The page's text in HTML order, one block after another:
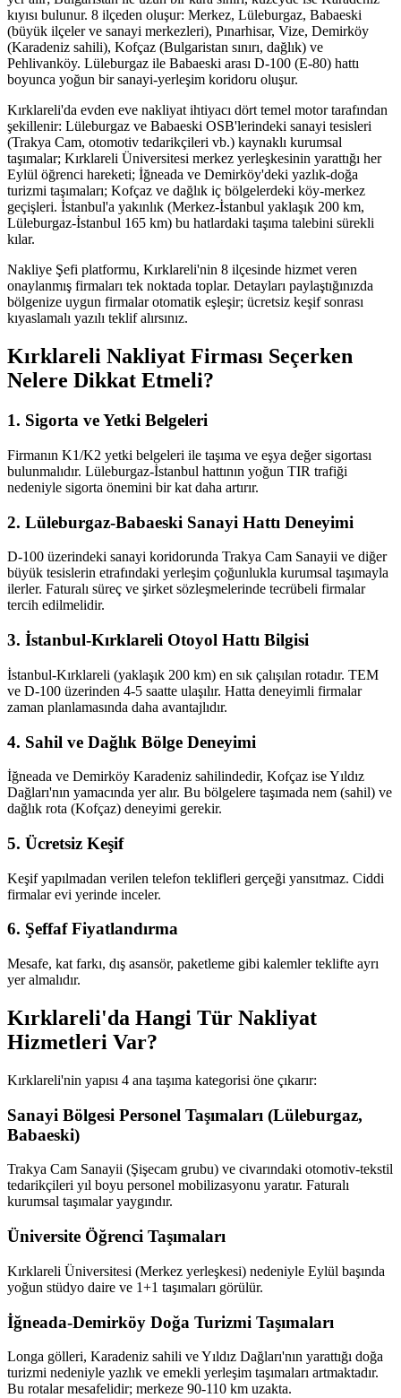
kıyısı bulunur. 8 ilçeden oluşur: Merkez, Lüleburgaz, Babaeski
(büyük ilçeler ve sanayi merkezleri), Pınarhisar, Vize, Demirköy
(Karadeniz sahili), Kofçaz (Bulgaristan sınırı, dağlık) ve
Pehlivanköy. Lüleburgaz ile Babaeski arası D-100 (E-80) hattı
boyunca yoğun bir sanayi-yerleşim koridoru oluşur.
Kırklareli'da evden eve nakliyat ihtiyacı dört temel motor tarafından
şekillenir: Lüleburgaz ve Babaeski OSB'lerindeki sanayi tesisleri
(Trakya Cam, otomotiv tedarikçileri vb.) kaynaklı kurumsal
taşımalar; Kırklareli Üniversitesi merkez yerleşkesinin yarattığı her
Eylül öğrenci hareketi; İğneada ve Demirköy'deki yazlık-doğa
turizmi taşımaları; Kofçaz ve dağlık iç bölgelerdeki köy-merkez
geçişleri. İstanbul'a yakınlık (Merkez-İstanbul yaklaşık 200 km,
Lüleburgaz-İstanbul 165 km) bu hatlardaki taşıma talebini sürekli
kılar.
Nakliye Şefi platformu, Kırklareli'nin 8 ilçesinde hizmet veren
onaylanmış firmaları tek noktada toplar. Detayları paylaştığınızda
bölgenize uygun firmalar otomatik eşleşir; ücretsiz keşif sonrası
kıyaslamalı yazılı teklif alırsınız.
Kırklareli Nakliyat Firması Seçerken
Nelere Dikkat Etmeli?
1. Sigorta ve Yetki Belgeleri
Firmanın K1/K2 yetki belgeleri ile taşıma ve eşya değer sigortası
bulunmalıdır. Lüleburgaz-İstanbul hattının yoğun TIR trafiği
nedeniyle sigorta önemini bir kat daha artırır.
2. Lüleburgaz-Babaeski Sanayi Hattı Deneyimi
D-100 üzerindeki sanayi koridorunda Trakya Cam Sanayii ve diğer
büyük tesislerin etrafındaki yerleşim çoğunlukla kurumsal taşımayla
ilerler. Faturalı süreç ve şirket sözleşmelerinde tecrübeli firmalar
tercih edilmelidir.
3. İstanbul-Kırklareli Otoyol Hattı Bilgisi
İstanbul-Kırklareli (yaklaşık 200 km) en sık çalışılan rotadır. TEM
ve D-100 üzerinden 4-5 saatte ulaşılır. Hatta deneyimli firmalar
zaman planlamasında daha avantajlıdır.
4. Sahil ve Dağlık Bölge Deneyimi
İğneada ve Demirköy Karadeniz sahilindedir, Kofçaz ise Yıldız
Dağları'nın yamacında yer alır. Bu bölgelere taşımada nem (sahil) ve
dağlık rota (Kofçaz) deneyimi gerekir.
5. Ücretsiz Keşif
Keşif yapılmadan verilen telefon teklifleri gerçeği yansıtmaz. Ciddi
firmalar evi yerinde inceler.
6. Şeffaf Fiyatlandırma
Mesafe, kat farkı, dış asansör, paketleme gibi kalemler teklifte ayrı
yer almalıdır.
Kırklareli'da Hangi Tür Nakliyat
Hizmetleri Var?
Kırklareli'nin yapısı 4 ana taşıma kategorisi öne çıkarır:
Sanayi Bölgesi Personel Taşımaları (Lüleburgaz,
Babaeski)
Trakya Cam Sanayii (Şişecam grubu) ve civarındaki otomotiv-tekstil
tedarikçileri yıl boyu personel mobilizasyonu yaratır. Faturalı
kurumsal taşımalar yaygındır.
Üniversite Öğrenci Taşımaları
Kırklareli Üniversitesi (Merkez yerleşkesi) nedeniyle Eylül başında
yoğun stüdyo daire ve 1+1 taşımaları görülür.
İğneada-Demirköy Doğa Turizmi Taşımaları
Longa gölleri, Karadeniz sahili ve Yıldız Dağları'nın yarattığı doğa
turizmi nedeniyle yazlık ve emekli yerleşim taşımaları artmaktadır.
Bu rotalar mesafelidir; merkeze 90-110 km uzakta.